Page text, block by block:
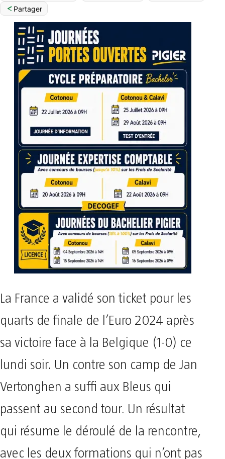
Partager
La France a validé son ticket pour les
quarts de finale de l’Euro 2024 après
sa victoire face à la Belgique (1-0) ce
lundi soir. Un contre son camp de Jan
Vertonghen a suffi aux Bleus qui
passent au second tour. Un résultat
qui résume le déroulé de la rencontre,
avec les deux formations qui n’ont pas